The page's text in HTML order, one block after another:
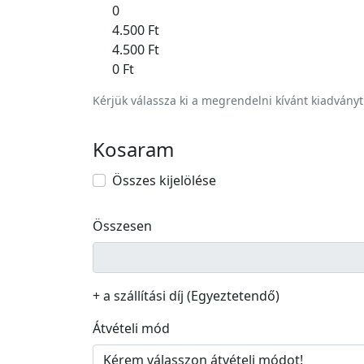
0
4.500 Ft
4.500 Ft
0 Ft
Kérjük válassza ki a megrendelni kívánt
Kosaram
Összes kijelölése
Összesen
+ a szállítási díj (Egyeztetendő)
Átvételi mód